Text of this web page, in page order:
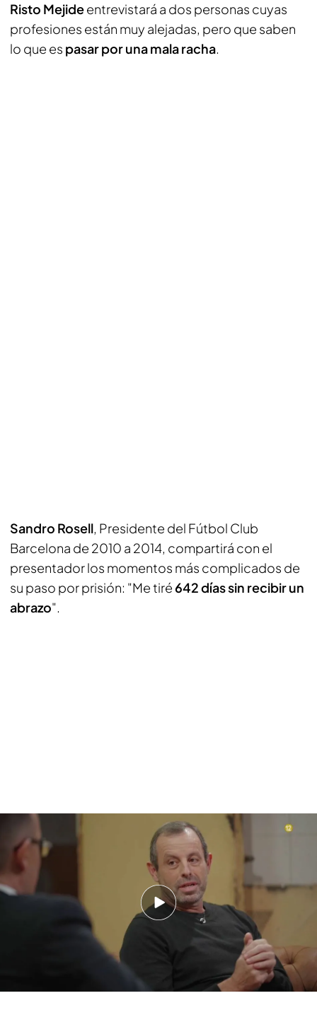
Risto Mejideentrevistará a dos personas cuyas
profesiones están muy alejadas, pero que saben
lo que es pasar por una mala racha.
Sandro Rosell, Presidente del Fútbol Club
Barcelona de 2010 a 2014, compartirá con el
presentador los momentos más complicados de
su paso por prisión: "Me tiré 642 días sin recibir un
abrazo".
Sandro Rosell, ex Presidente del Fútbol Club Barcelona, con Risto Mejide